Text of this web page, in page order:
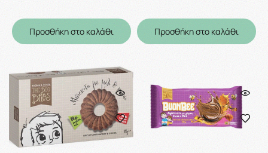
Προσθήκη στο καλάθι Προσθήκη στο καλάθι